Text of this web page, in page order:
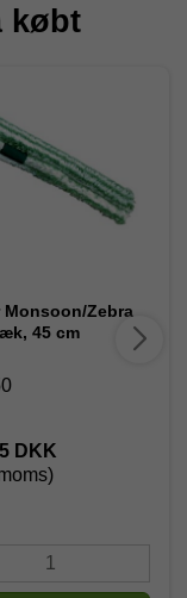
købt
Monsoon/Zebra
45 cm
DKK